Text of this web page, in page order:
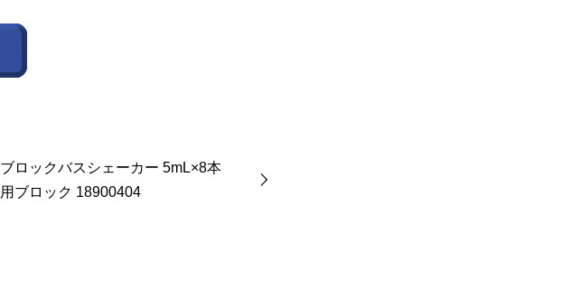
ブロックバスシェーカー 5mL×8本
用ブロック 18900404